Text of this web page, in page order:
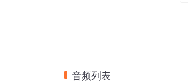
音频列表